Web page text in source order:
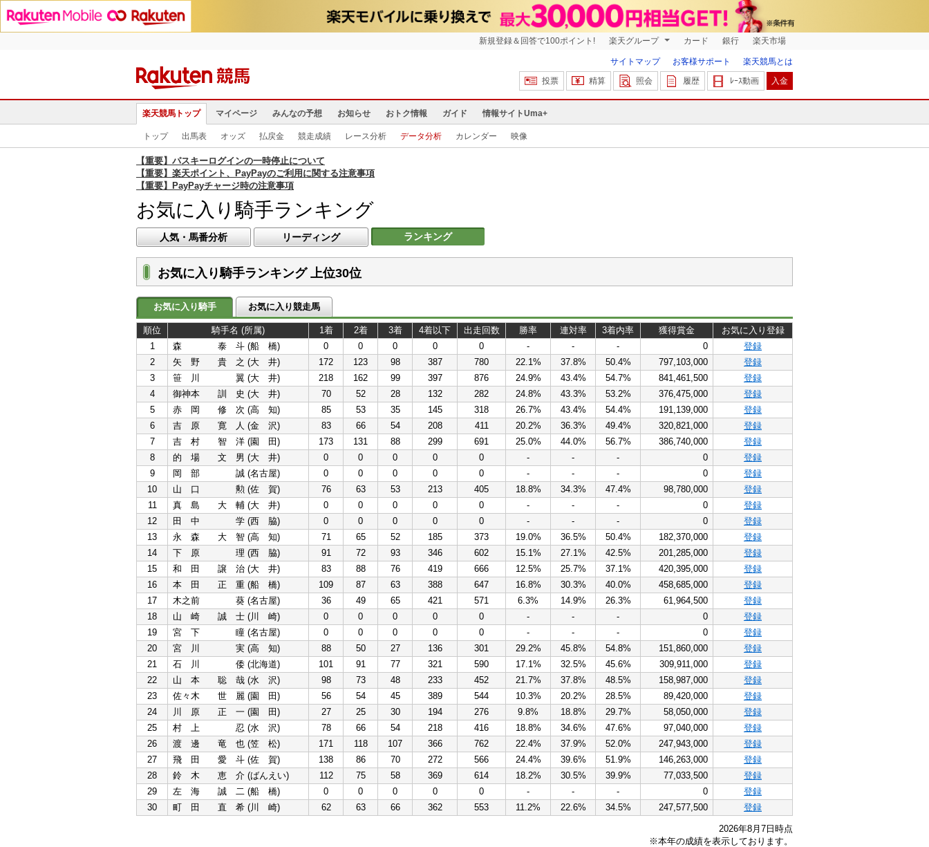
新規登録＆回答で100ポイント! 楽天グループ カード 銀行 楽天市場
サイトマップ お客様サポート
楽天競馬とは
投票
精算 照会 履歴 ﾚｰｽ動画 入金
楽天競馬トップ マイページ みんなの予想 お知らせ おトク情報 ガイド 情報サイトUma+
トップ 出馬表 オッズ 払戻金 競走成績 レース分析 データ分析 カレンダー 映像
【重要】パスキーログインの一時停止について
【重要】楽天ポイント、PayPayのご利用に関する注意事項
【重要】PayPayチャージ時の注意事項
お気に入り騎手ランキング
人気・馬番分析 リーディング ランキング
お気に入り騎手ランキング 上位30位
お気に入り騎手 お気に入り競走馬
順位 騎手名 (所属) 1着 2着 3着 4着以下 出走回数 勝率 連対率 3着内率 獲得賞金
お気に入り登録
1
森 泰 斗 (船 橋) 0 0 0 0 0 - - - 0
登録
2
矢 野 貴 之 (大 井) 172 123 98 387 780 22.1% 37.8% 50.4% 797,103,000
登録
3
笹 川 翼 (大 井) 218 162 99 397 876 24.9% 43.4% 54.7% 841,461,500
登録
4
御神本 訓 史 (大 井) 70 52 28 132 282 24.8% 43.3% 53.2% 376,475,000
登録
5
赤 岡 修 次 (高 知) 85 53 35 145 318 26.7% 43.4% 54.4% 191,139,000
登録
6
吉 原 寛 人 (金 沢) 83 66 54 208 411 20.2% 36.3% 49.4% 320,821,000
登録
7
吉 村 智 洋 (園 田) 173 131 88 299 691 25.0% 44.0% 56.7% 386,740,000
登録
8
的 場 文 男 (大 井) 0 0 0 0 0 - - - 0
登録
9
岡 部 誠 (名古屋) 0 0 0 0 0 - - - 0
登録
10
山 口 勲 (佐 賀) 76 63 53 213 405 18.8% 34.3% 47.4% 98,780,000
登録
11
真 島 大 輔 (大 井) 0 0 0 0 0 - - - 0
登録
12
田 中 学 (西 脇) 0 0 0 0 0 - - - 0
登録
13
永 森 大 智 (高 知) 71 65 52 185 373 19.0% 36.5% 50.4% 182,370,000
登録
14
下 原 理 (西 脇) 91 72 93 346 602 15.1% 27.1% 42.5% 201,285,000
登録
15
和 田 譲 治 (大 井) 83 88 76 419 666 12.5% 25.7% 37.1% 420,395,000
登録
16
本 田 正 重 (船 橋) 109 87 63 388 647 16.8% 30.3% 40.0% 458,685,000
登録
17
木之前 葵 (名古屋) 36 49 65 421 571 6.3% 14.9% 26.3% 61,964,500
登録
18
山 崎 誠 士 (川 崎) 0 0 0 0 0 - - - 0
登録
19
宮 下 瞳 (名古屋) 0 0 0 0 0 - - - 0
登録
20
宮 川 実 (高 知) 88 50 27 136 301 29.2% 45.8% 54.8% 151,860,000
登録
21
石 川 倭 (北海道) 101 91 77 321 590 17.1% 32.5% 45.6% 309,911,000
登録
22
山 本 聡 哉 (水 沢) 98 73 48 233 452 21.7% 37.8% 48.5% 158,987,000
登録
23
佐々木 世 麗 (園 田) 56 54 45 389 544 10.3% 20.2% 28.5% 89,420,000
登録
24
川 原 正 一 (園 田) 27 25 30 194 276 9.8% 18.8% 29.7% 58,050,000
登録
25
村 上 忍 (水 沢) 78 66 54 218 416 18.8% 34.6% 47.6% 97,040,000
登録
26
渡 邊 竜 也 (笠 松) 171 118 107 366 762 22.4% 37.9% 52.0% 247,943,000
登録
27
飛 田 愛 斗 (佐 賀) 138 86 70 272 566 24.4% 39.6% 51.9% 146,263,000
登録
28
鈴 木 恵 介 (ばんえい) 112 75 58 369 614 18.2% 30.5% 39.9% 77,033,500
登録
29
左 海 誠 二 (船 橋) 0 0 0 0 0 - - - 0
登録
30
町 田 直 希 (川 崎) 62 63 66 362 553 11.2% 22.6% 34.5% 247,577,500 登録
2026年8月7日時点
※本年の成績を表示しております。